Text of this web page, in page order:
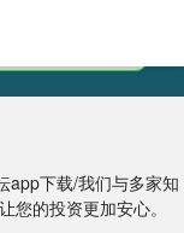
app下载/我们与多家知
您的投资更加安心。